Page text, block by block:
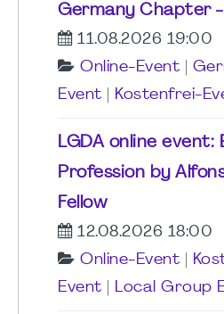
Germany Chapter
11.08.2026 19:00
Online-Event
Event
Kostenfrei-
LGDA online event:
Profession by
Fellow
12.08.2026 18:00
Online-Event
Event
Local Group